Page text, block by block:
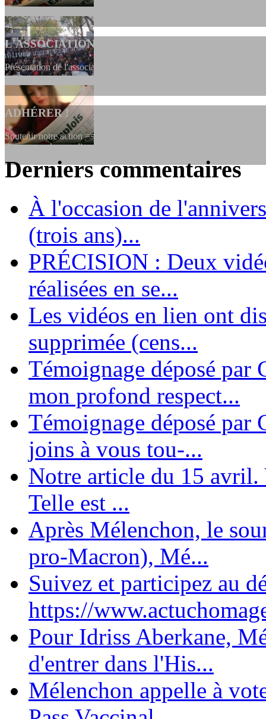
L'ASSOCIATION
Présentation de l'association et de sa charte qui encadre nos actions
ADHÉRER !
Soutenir notre action ==> Si vous souhaitez adhérer à
dessous, en le remplissant et en...
En 2004, une dizaine de personnes contribuèrent au lancement de
dernières années. L'aventure se pou...
Derniers commentaires
À l'occasion de
(trois ans)...
PRÉCISION : Deux
réalisées en se...
Les vidéos en lien ont
supprimée (cens...
Témoignage déposé par
mon profond respect...
Témoignage déposé par
joins à vous tou-...
Notre article du 15 avril.
Telle est ...
Après Mélenchon, le
pro-Macron), Mé...
Suivez et participez au
https://
Pour Idriss Aberkane,
d'entrer dans l'His...
Mélenchon appelle à